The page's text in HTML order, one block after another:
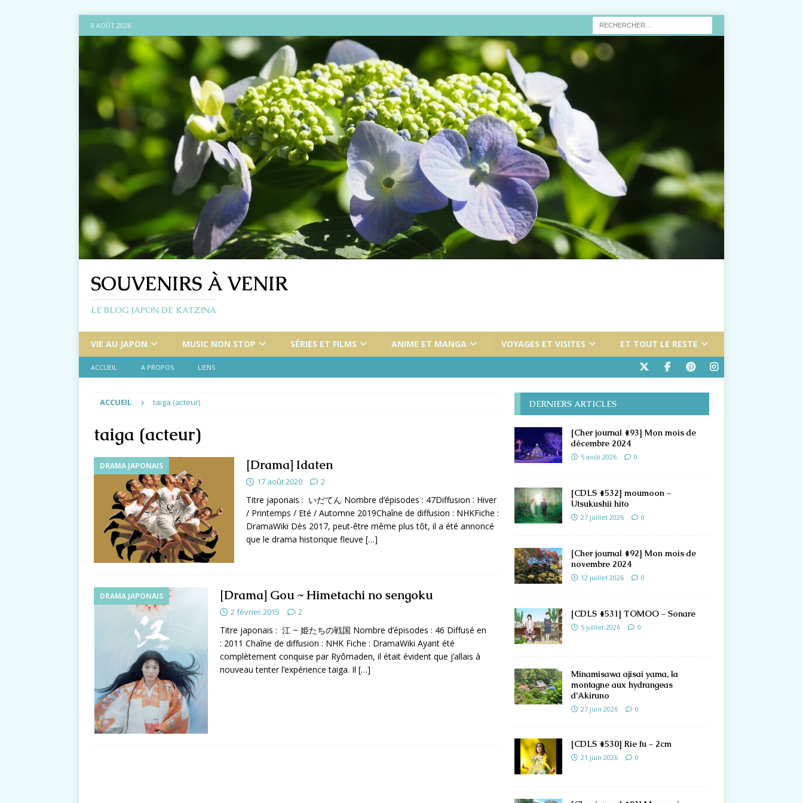
8 AOÛT 2026
SOUVENIRS À VENIR
LE BLOG JAPON DE KATZINA
VIE AU JAPON MUSIC NON STOP SÉRIES ET FILMS ANIME ET MANGA VOYAGES ET VISITES ET TOUT LE RESTE
ACCUEIL A PROPOS LIENS
ACCUEIL taiga (acteur)
taiga (acteur)
DRAMA JAPONAIS [Drama] Idaten
17 août 2020 2
Titre japonais : いだてん Nombre d’épisodes : 47Diffusion : Hiver
/ Printemps / Eté / Automne 2019Chaîne de diffusion : NHKFiche :
DramaWiki Dès 2017, peut-être même plus tôt, il a été annoncé
que le drama historique fleuve […]
DRAMA JAPONAIS [Drama] Gou ~ Himetachi no sengoku
2 février 2015 2
Titre japonais : 江 ~ 姫たちの戦国 Nombre d’épisodes : 46 Diffusé en
: 2011 Chaîne de diffusion : NHK Fiche : DramaWiki Ayant été
complètement conquise par Ryômaden, il était évident que j’allais à
nouveau tenter l’expérience taiga. Il […]
DERNIERS ARTICLES
[Cher journal #93] Mon mois de
décembre 2024
5 août 2026 0
[CDLS #532] moumoon –
Utsukushii hito
27 juillet 2026 0
[Cher journal #92] Mon mois de
novembre 2024
12 juillet 2026 0
[CDLS #531] TOMOO – Sonare
5 juillet 2026 0
Minamisawa ajisai yama, la
montagne aux hydrangeas
d’Akiruno
27 juin 2026 0
[CDLS #530] Rie fu – 2cm
21 juin 2026 0